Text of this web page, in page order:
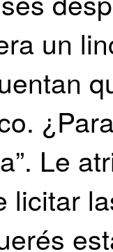
un
Le
licitar